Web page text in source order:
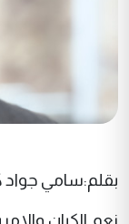
بقلم:سامي جواد
نعم الكيان